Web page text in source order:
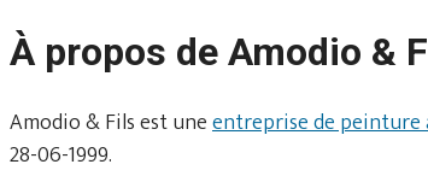
À propos de Amodio &
Amodio & Fils est uneentreprise de peinture
28-06-1999.